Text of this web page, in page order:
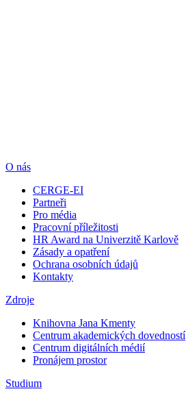
O nás
CERGE-EI
Partneři
Pro média
Pracovní příležitosti
HR Award na Univerzitě Karlově
Zásady a opatření
Ochrana osobních údajů
Kontakty
Zdroje
Knihovna Jana Kmenty
Centrum akademických dovedností
Centrum digitálních médií
Pronájem prostor
Studium